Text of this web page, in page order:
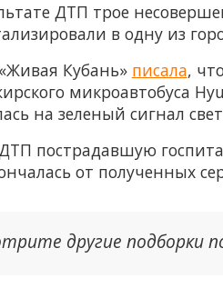
ДТП трое
в одну из
Кубань» писала,
микроавтобуса
на зеленый сигнал
пострадавшую
от полученных
другие подборки